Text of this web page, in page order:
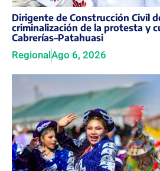
Dirigente de Construcción Civil
criminalización de la protesta y
Cabrerías–Patahuasi
Regional Ago 6, 2026